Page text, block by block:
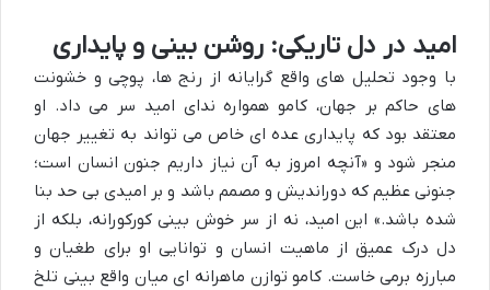
امید در دل تاریکی: روشن بینی و پایداری
با وجود تحلیل های واقع گرایانه از رنج ها، پوچی و خشونت
های حاکم بر جهان، کامو همواره ندای امید سر می داد. او
معتقد بود که پایداری عده ای خاص می تواند به تغییر جهان
منجر شود و «آنچه امروز به آن نیاز داریم جنون انسان است؛
جنونی عظیم که دوراندیش و مصمم باشد و بر امیدی بی حد بنا
شده باشد.» این امید، نه از سر خوش بینی کورکورانه، بلکه از
دل درک عمیق از ماهیت انسان و توانایی او برای طغیان و
مبارزه برمی خاست. کامو توازن ماهرانه ای میان واقع بینی تلخ